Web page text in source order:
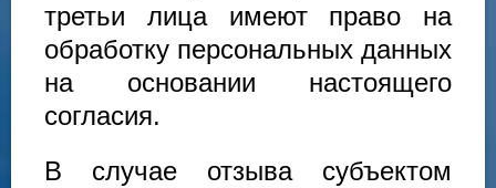
третьи лица имеют право на
обработку персональных данных
на основании настоящего
согласия.
В случае отзыва субъектом